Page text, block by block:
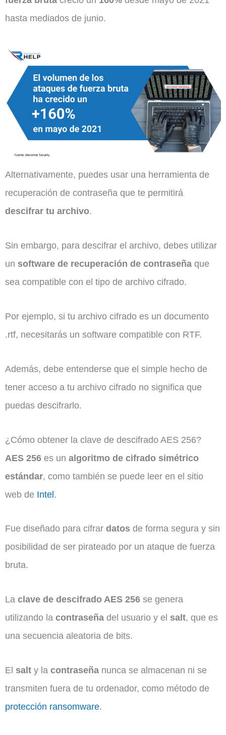
hasta mediados de junio.
Alternativamente, puedes usar una herramienta de
recuperación de contraseña que te permitirá
descifrar tu archivo.
Sin embargo, para descifrar el archivo, debes utilizar
un software de recuperación de contraseña que
sea compatible con el tipo de archivo cifrado.
Por ejemplo, si tu archivo cifrado es un documento
.rtf, necesitarás un software compatible con RTF.
Además, debe entenderse que el simple hecho de
tener acceso a tu archivo cifrado no significa que
puedas descifrarlo.
¿Cómo obtener la clave de descifrado AES 256?
AES 256 es un algoritmo de cifrado simétrico
estándar, como también se puede leer en el sitio
web de Intel.
Fue diseñado para cifrar datos de forma segura y sin
posibilidad de ser pirateado por un ataque de fuerza
bruta.
La clave de descifrado AES 256 se genera
utilizando la contraseña del usuario y el salt, que es
una secuencia aleatoria de bits.
El salt y la contraseña nunca se almacenan ni se
transmiten fuera de tu ordenador, como método de
protección ransomware.